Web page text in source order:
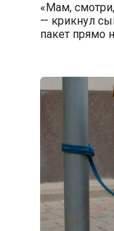
«Мам,
— крикнул
пакет прямо